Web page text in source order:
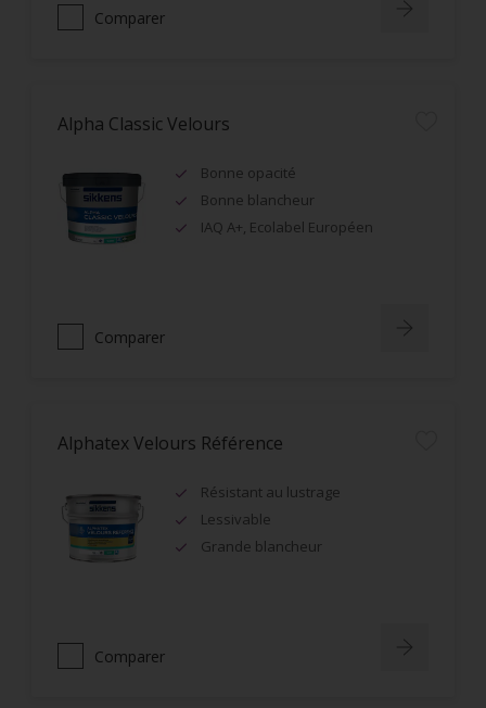
Comparer
Alpha Classic Velours
Bonne opacité
Bonne blancheur
IAQ A+, Ecolabel Européen
Comparer
Alphatex Velours Référence
Résistant au lustrage
Lessivable
Grande blancheur
Comparer